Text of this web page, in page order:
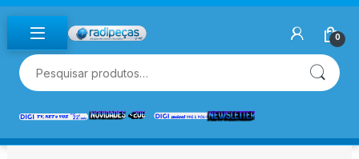
Skip to navigation
Skip to content
0
Pesquisar por: